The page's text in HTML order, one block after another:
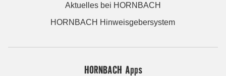
Aktuelles bei HORNBACH
HORNBACH Hinweisgebersystem
HORNBACH Apps